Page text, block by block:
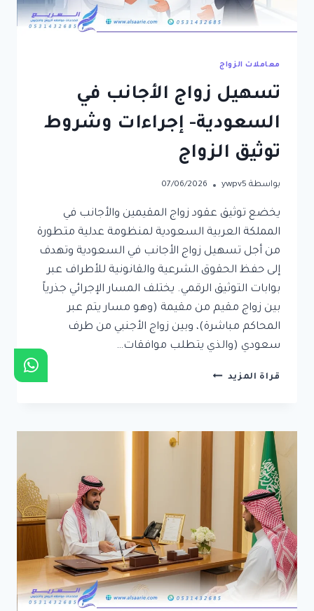
معاملات الزواج
تسهيل زواج الأجانب في
السعودية- إجراءات وشروط
توثيق الزواج
بواسطة ywpv5
07/06/2026
​يخضع توثيق عقود زواج المقيمين والأجانب في
المملكة العربية السعودية لمنظومة عدلية متطورة
من أجل تسهيل زواج الأجانب في السعودية وتهدف
إلى حفظ الحقوق الشرعية والقانونية للأطراف عبر
بوابات التوثيق الرقمي. يختلف المسار الإجرائي جذرياً
بين زواج مقيم من مقيمة (وهو مسار يتم عبر
المحاكم مباشرة)، وبين زواج الأجنبي من طرف
سعودي (والذي يتطلب موافقات…
قراة المزيد تسهيل
السعودية-